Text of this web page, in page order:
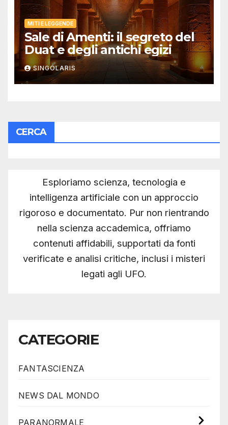
MITI E LEGGENDE
Sale di Amenti: il segreto del
Duat e degli antichi egizi
SINGOLARIS
CERCA
Esploriamo scienza, tecnologia e
intelligenza artificiale con un approccio
rigoroso e documentato. Pur non rientrando
nella scienza accademica, offriamo
contenuti affidabili, supportati da fonti
verificate e analisi critiche, inclusi i misteri
legati agli UFO.
CATEGORIE
FANTASCIENZA
NEWS DAL MONDO
PARANORMALE